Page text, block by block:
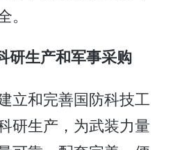
生产和军事采购
和完善国防科技工
研生产，为武装力量